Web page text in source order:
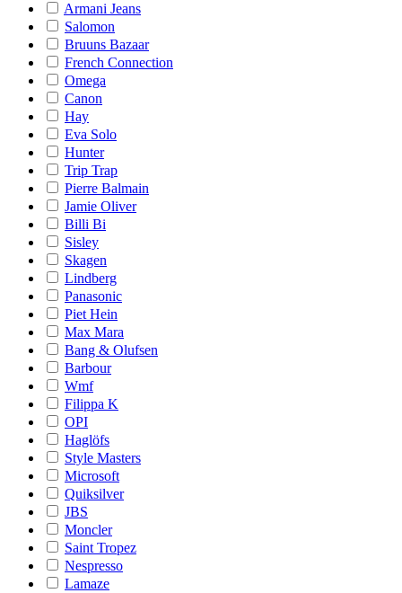
Armani Jeans
Salomon
Bruuns Bazaar
French Connection
Omega
Canon
Hay
Eva Solo
Hunter
Trip Trap
Pierre Balmain
Jamie Oliver
Billi Bi
Sisley
Skagen
Lindberg
Panasonic
Piet Hein
Max Mara
Bang & Olufsen
Barbour
Wmf
Filippa K
OPI
Haglöfs
Style Masters
Microsoft
Quiksilver
JBS
Moncler
Saint Tropez
Nespresso
Lamaze